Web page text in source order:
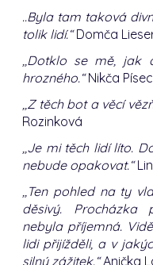
..Byla tam taková
tolik lidí.“Domča
,,Dotklo se mě, jak
hrozného.“Nikča
,,Z těch bot a věcí
Rozinková
,,Je mi těch lidí líto.
nebude opakovat.“
,,Ten pohled na ty
děsivý.
nebyla příjemná.
lidi přijížděli, a v
silný zážitek.“Anička